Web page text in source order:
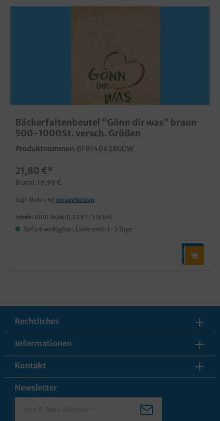
Bäckerfaltenbeutel "Gönn dir was" braun
500-1000St. versch. Größen
Produktnummer: BFB140628GDW
21,80 €*
Brutto: 19,99 €
zzgl. MwSt und Versandkosten
Inhalt: 1000 Stück (0,02 €* / 1 Stück)
Sofort verfügbar, Lieferzeit: 1-3 Tage
Rechtliches
Informationen
Kontakt
Newsletter